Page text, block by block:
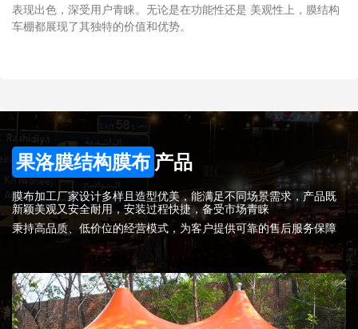
表现出色，深受用户青睐。无论是在功能性还是 美观性上，膜结构
车棚都展现了其独特的价值和优势。
果洛膜结构膜布 产品
膜布加工厂家设计多样且造型优美，能满足不同场景需求，产品既
新颖美观又安全耐用，安装过程快捷，备受市场青睐
秉持高品质、低价位的经营模式，为客户提供可靠的售后服务保障